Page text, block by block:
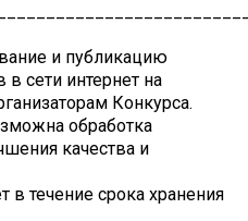
и публикацию
сети интернет на
Конкурса.
обработка
качества и
в течение срока хранения